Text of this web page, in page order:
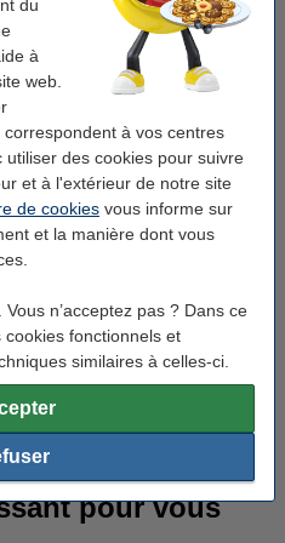
du
à
web.
à vos centres
des cookies pour suivre
et à l'extérieur de notre site
de cookies vous informe sur
et la manière dont vous
n’acceptez pas ? Dans ce
fonctionnels et
similaires à celles-ci.
spécialement conçue pour
deux ou plusieurs
dont vous avez
préférences. Avec deux
les déchets biodégradables
vous allez encore plus
Vous choisissez le type de
poubelle duo pour votre
sur la double poubelle.
pour vous